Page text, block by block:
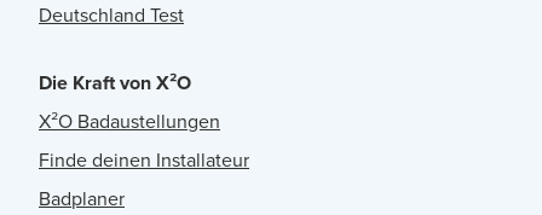
Deutschland Test
Die Kraft von X²O
X²O Badaustellungen
Finde deinen Installateur
Badplaner